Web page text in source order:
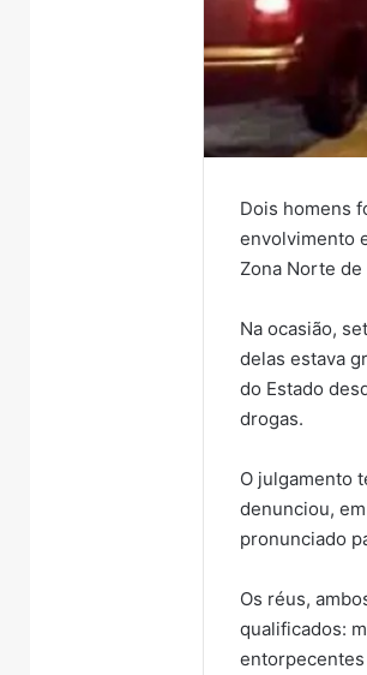
Dois homens
envolvimento
Zona Norte
Na ocasião,
delas estava
do Estado
drogas.
O julgamento
denunciou,
pronunciado
Os réus,
qualificados: